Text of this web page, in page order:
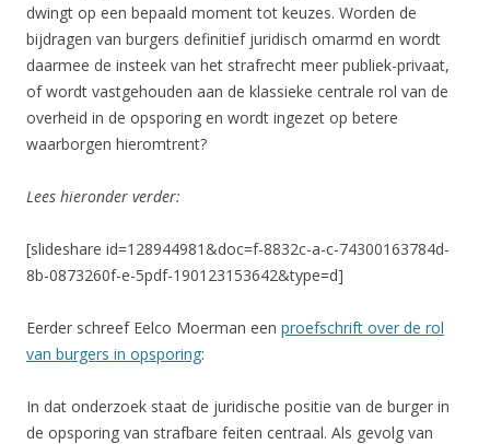
dwingt op een bepaald moment tot keuzes. Worden de
bijdragen van burgers definitief juridisch omarmd en wordt
daarmee de insteek van het strafrecht meer publiek-privaat,
of wordt vastgehouden aan de klassieke centrale rol van de
overheid in de opsporing en wordt ingezet op betere
waarborgen hieromtrent?
Lees hieronder verder:
[slideshare id=128944981&doc=f-8832c-a-c-74300163784d-
8b-0873260f-e-5pdf-190123153642&type=d]
Eerder schreef Eelco Moerman een proefschrift over de rol
van burgers in opsporing:
In dat onderzoek staat de juridische positie van de burger in
de opsporing van strafbare feiten centraal. Als gevolg van